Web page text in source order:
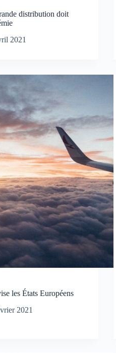
distribution doit
2021
les États Européens
2021